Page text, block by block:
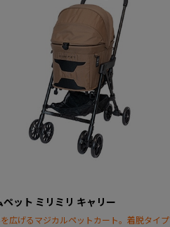
ペット ミリミリ キャリー
広げるマジカルペットカート。着脱タイプ